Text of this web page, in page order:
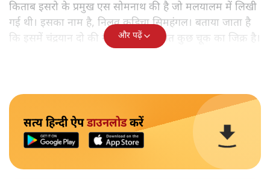
किताब इसरो के प्रमुख एस सोमनाथ की है जो मलयालम में लिखी
गई थी। इसका नाम है, निलवु कुडिचा सिमहंगल। बताया जाता है
कि इसमें चंद्रयान दो की नाकामी से संबंधित कुछ चूक का जिक्र है।
और पढ़ें
सत्य हिन्दी ऐपडाउनलोडकरें